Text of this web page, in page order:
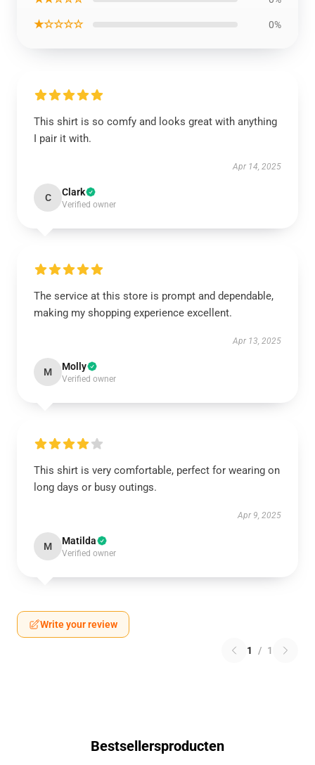
★☆☆☆☆ 0%
This shirt is so comfy and looks great with anything
I pair it with.
Apr 14, 2025
C Clark
Verified owner
The service at this store is prompt and dependable,
making my shopping experience excellent.
Apr 13, 2025
M Molly
Verified owner
This shirt is very comfortable, perfect for wearing on
long days or busy outings.
Apr 9, 2025
M Matilda
Verified owner
Write your review
1 / 1
Bestsellersproducten